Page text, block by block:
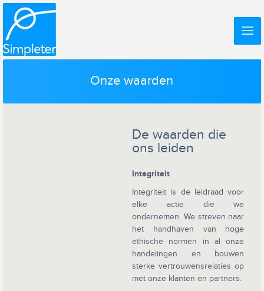
Onze waarden
De waarden die
ons leiden
Integriteit
Integriteit is de leidraad voor
elke actie die we
ondernemen. We streven naar
het handhaven van hoge
ethische normen in al onze
handelingen en bouwen
sterke vertrouwensrelaties op
met onze klanten en partners.